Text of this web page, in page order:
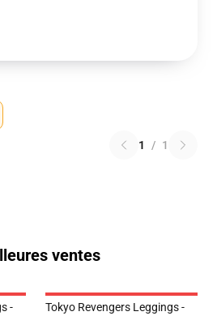
1 / 1
ventes
-
Tokyo Revengers Leggings -